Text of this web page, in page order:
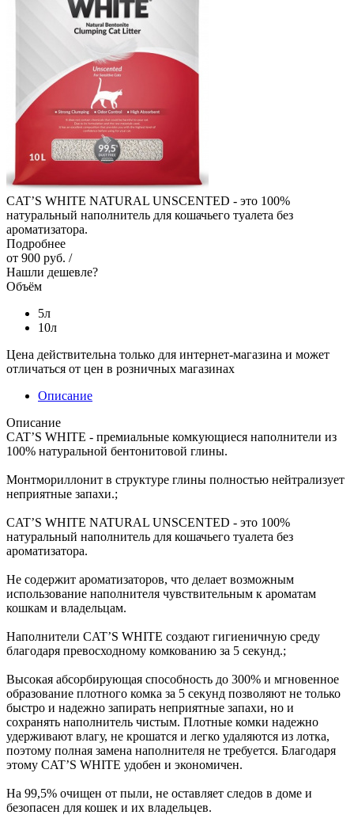
CAT’S WHITE NATURAL UNSCENTED - это 100%
натуральный наполнитель для кошачьего туалета без
ароматизатора.
Подробнее
от 900 руб. /
Нашли дешевле?
Объём
5л
10л
Цена действительна только для интернет-магазина и может
отличаться от цен в розничных магазинах
Описание
Описание
CAT’S WHITE - премиальные комкующиеся наполнители из
100% натуральной бентонитовой глины.
Монтмориллонит в структуре глины полностью нейтрализует
неприятные запахи.;
CAT’S WHITE NATURAL UNSCENTED - это 100%
натуральный наполнитель для кошачьего туалета без
ароматизатора.
Не содержит ароматизаторов, что делает возможным
использование наполнителя чувствительным к ароматам
кошкам и владельцам.
Наполнители CAT’S WHITE создают гигиеничную среду
благодаря превосходному комкованию за 5 секунд.;
Высокая абсорбирующая способность до 300% и мгновенное
образование плотного комка за 5 секунд позволяют не только
быстро и надежно запирать неприятные запахи, но и
сохранять наполнитель чистым. Плотные комки надежно
удерживают влагу, не крошатся и легко удаляются из лотка,
поэтому полная замена наполнителя не требуется. Благодаря
этому CAT’S WHITE удобен и экономичен.
На 99,5% очищен от пыли, не оставляет следов в доме и
безопасен для кошек и их владельцев.